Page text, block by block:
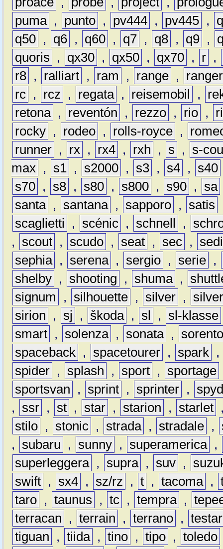
puma , punto , pv444 , pv445 ,
q50 , q6 , q60 , q7 , q8 , q9 ,
quoris
, qx30 , qx50 , qx70 , r ,
r8 , ralliart , ram , range ,
ranger
rc , rcz , regata , reisemobil ,
retona , reventón , rezzo , rio ,
rocky , rodeo , rolls-royce ,
runner , rx , rx4 , rxh , s ,
s-
max , s1 , s2000 , s3 , s4 , s40
s70 , s8 , s80 , s800 , s90 , sa
santa , santana , sapporo , satis
scaglietti
, scénic , schnell ,
,
scout , scudo , seat , sec ,
sephia , serena , sergio , serie ,
shelby , shooting , shuma ,
signum
, silhouette , silver ,
sirion
, sj , škoda , sl , sl-klasse
smart , solenza , sonata ,
spaceback , spacetourer , spark ,
spider , splash , sport , sportage
sportsvan
, sprint , sprinter ,
,
ssr , st , star , starion , starlet
stilo , stonic , strada , stradale ,
,
subaru , sunny , superamerica ,
superleggera , supra , suv ,
swift , sx4 , sz/rz , t , tacoma ,
taro , taunus , tc , tempra ,
terracan
, terrain , terrano ,
tiguan
, tiida , tino , tipo , toledo